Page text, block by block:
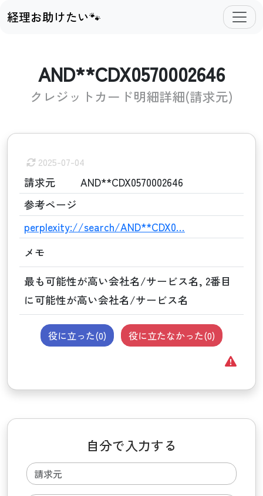
経理お助けたい🐾
AND**CDX0570002646
クレジットカード明細詳細(請求元)
2025-07-04
請求元
AND**CDX0570002646
参考ページ
perplexity://search/AND**CDX0…
メモ
最も可能性が高い会社名/サービス名, 2番目
に可能性が高い会社名/サービス名
役に立った(0) 役に立たなかった(0)
自分で入力する